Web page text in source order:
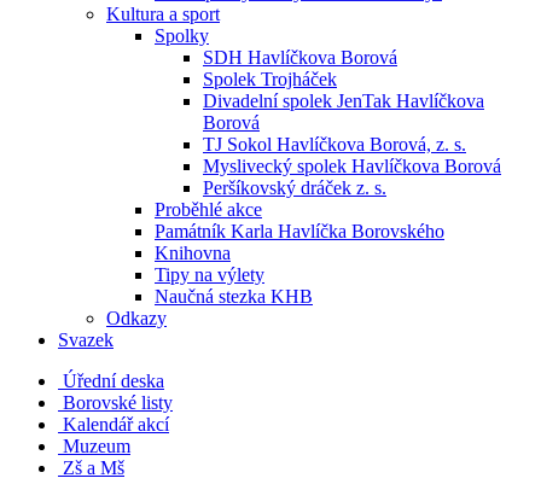
Kultura a sport
Spolky
SDH Havlíčkova Borová
Spolek Trojháček
Divadelní spolek JenTak Havlíčkova
Borová
TJ Sokol Havlíčkova Borová, z. s.
Myslivecký spolek Havlíčkova Borová
Peršíkovský dráček z. s.
Proběhlé akce
Památník Karla Havlíčka Borovského
Knihovna
Tipy na výlety
Naučná stezka KHB
Odkazy
Svazek
Úřední deska
Borovské listy
Kalendář akcí
Muzeum
Zš a Mš